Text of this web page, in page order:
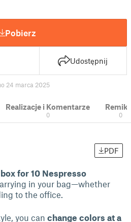
Pobierz
Udostępnij
24 marca 2025
Realizacje i Komentarze
0 0
PDF
box for 10 Nespresso
in your bag—whether
to the office.
you can change colors at a